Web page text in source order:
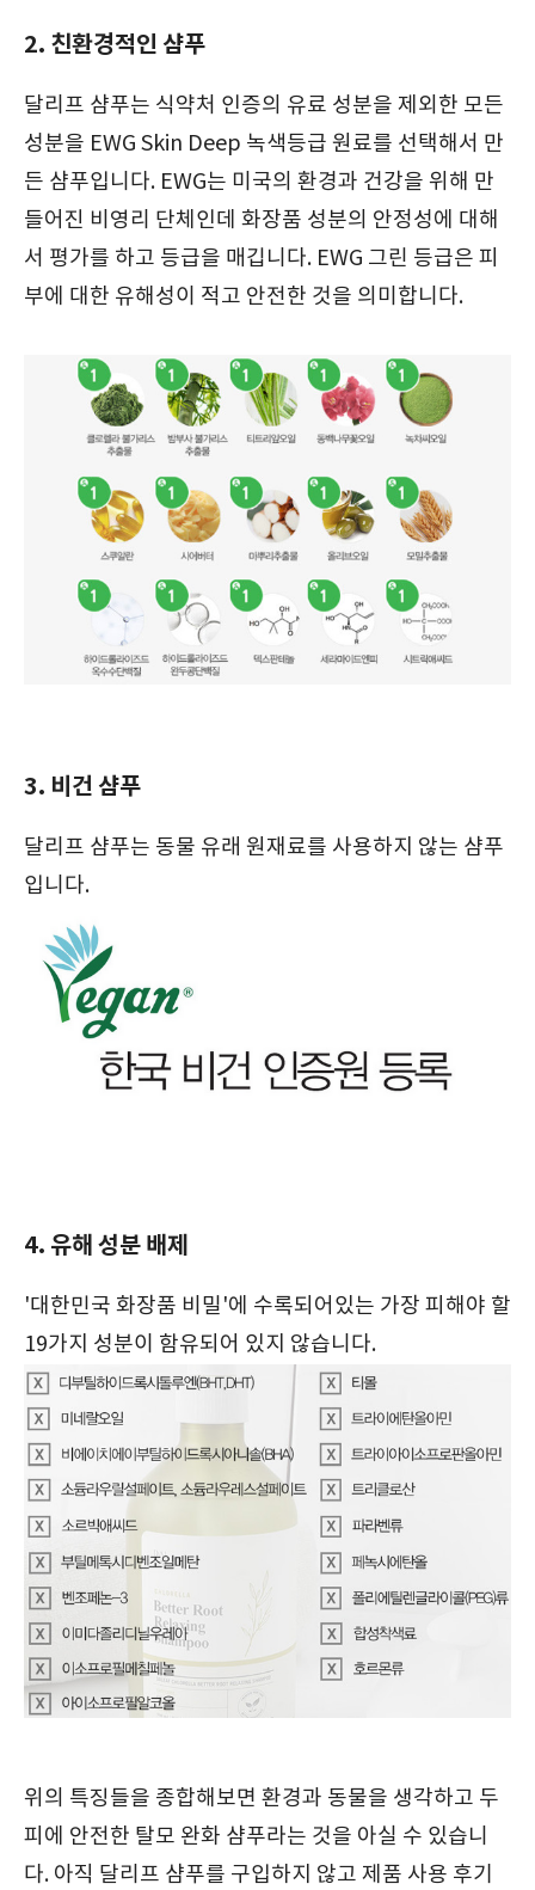
2. 친환경적인 샴푸
달리프 샴푸는 식약처 인증의 유료 성분을 제외한 모든
성분을 EWG Skin Deep 녹색등급 원료를 선택해서 만
든 샴푸입니다. EWG는 미국의 환경과 건강을 위해 만
들어진 비영리 단체인데 화장품 성분의 안정성에 대해
서 평가를 하고 등급을 매깁니다. EWG 그린 등급은 피
부에 대한 유해성이 적고 안전한 것을 의미합니다.
3. 비건 샴푸
달리프 샴푸는 동물 유래 원재료를 사용하지 않는 샴푸
입니다.
4. 유해 성분 배제
'대한민국 화장품 비밀'에 수록되어있는 가장 피해야 할
19가지 성분이 함유되어 있지 않습니다.
위의 특징들을 종합해보면 환경과 동물을 생각하고 두
피에 안전한 탈모 완화 샴푸라는 것을 아실 수 있습니
다. 아직 달리프 샴푸를 구입하지 않고 제품 사용 후기